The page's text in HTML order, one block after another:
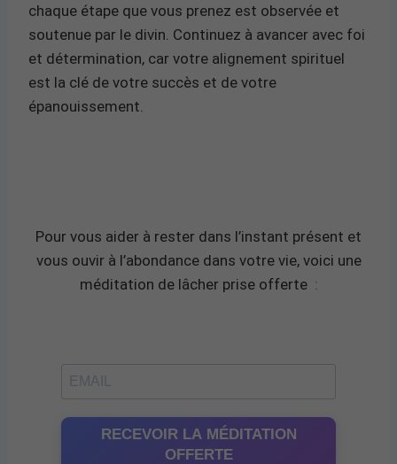
chaque étape que vous prenez est observée et
soutenue par le divin. Continuez à avancer avec foi
et détermination, car votre alignement spirituel
est la clé de votre succès et de votre
épanouissement.
Pour vous aider à rester dans l’instant présent et
vous ouvir à l’abondance dans votre vie, voici une
méditation de lâcher prise offerte :
RECEVOIR LA MÉDITATION
OFFERTE